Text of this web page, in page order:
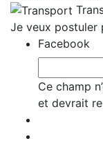
Je veux postuler
Facebook
Ce champ
et devrait